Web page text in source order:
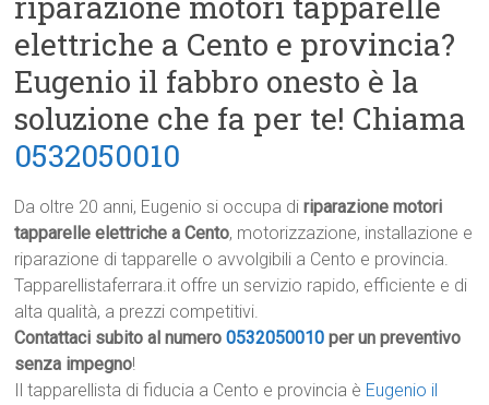
elettriche a Cento e provincia?
Eugenio il fabbro onesto è la
soluzione che fa per te! Chiama
0532050010
Da oltre 20 anni, Eugenio si occupa diriparazione motori
tapparelle elettriche a Cento, motorizzazione, installazione e
riparazione di tapparelle o avvolgibili a Cento e provincia.
Tapparellistaferrara.it offre un servizio rapido, efficiente e di
alta qualità, a prezzi competitivi.
Contattaci subito al numero0532050010 per un preventivo
senza impegno!
Il tapparellista di fiducia a Cento e provincia è Eugenio il